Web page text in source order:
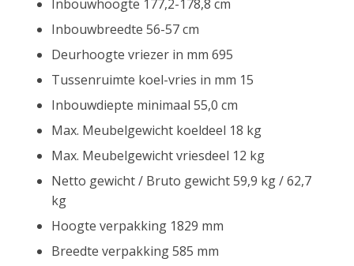
Inbouwhoogte 177,2-178,8 cm
Inbouwbreedte 56-57 cm
Deurhoogte vriezer in mm 695
Tussenruimte koel-vries in mm 15
Inbouwdiepte minimaal 55,0 cm
Max. Meubelgewicht koeldeel 18 kg
Max. Meubelgewicht vriesdeel 12 kg
Netto gewicht / Bruto gewicht 59,9 kg / 62,7
kg
Hoogte verpakking 1829 mm
Breedte verpakking 585 mm